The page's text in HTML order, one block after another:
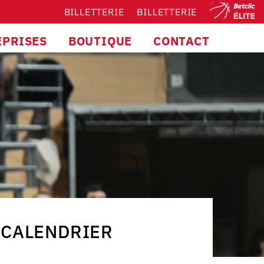
BILLETTERIE BILLETTERIE
BOUTIQUE CONTACT
CALENDRIER